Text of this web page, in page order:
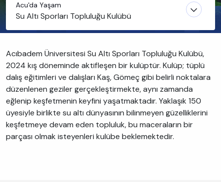
Acu'da Yaşam
Su Altı Sporları Topluluğu Kulübü
Acıbadem Üniversitesi Su Altı Sporları Topluluğu Kulübü,
2024 kış döneminde aktifleşen bir kulüptür. Kulüp; tüplü
dalış eğitimleri ve dalışları Kaş, Gömeç gibi belirli noktalara
düzenlenen geziler gerçekleştirmekte, aynı zamanda
eğlenip keşfetmenin keyfini yaşatmaktadır. Yaklaşık 150
üyesiyle birlikte su altı dünyasının bilinmeyen güzelliklerini
keşfetmeye devam eden topluluk, bu maceraların bir
parçası olmak isteyenleri kulübe beklemektedir.